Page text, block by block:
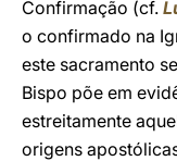
Confirmação (cf.
o confirmado na
este sacramento
Bispo põe em
estreitamente
origens